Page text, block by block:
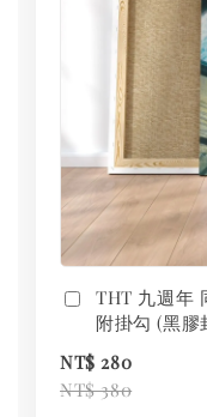
THT 九週年
附掛勾 (黑膠
NT$ 280
NT$ 380